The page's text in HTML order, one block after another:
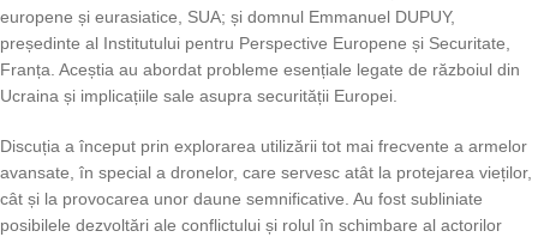
europene și eurasiatice, SUA; și domnul Emmanuel DUPUY,
președinte al Institutului pentru Perspective Europene și Securitate,
Franța. Aceștia au abordat probleme esențiale legate de războiul din
Ucraina și implicațiile sale asupra securității Europei.
Discuția a început prin explorarea utilizării tot mai frecvente a armelor
avansate, în special a dronelor, care servesc atât la protejarea vieților,
cât și la provocarea unor daune semnificative. Au fost subliniate
posibilele dezvoltări ale conflictului și rolul în schimbare al actorilor